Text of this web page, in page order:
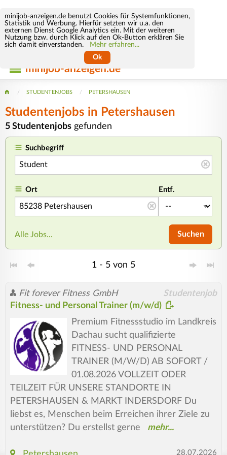
minijob-anzeigen.de benutzt Cookies für Systemfunktionen,
Statistik und Werbung. Hierfür setzten wir u.a. den
externen Dienst Google Analytics ein. Mit der weiteren
Nutzung bzw. durch Klick auf den Ok-Button erklären Sie
sich damit einverstanden.
Mehr erfahren...
Ok
minijob-anzeigen.de
STUDENTENJOBS PETERSHAUSEN
Studentenjobs in Petershausen
5 Studentenjobs gefunden
Suchbegriff
Ort Entf.
Alle Jobs... Suchen
1 - 5 von 5
Fit forever Fitness GmbH Studentenjob
Fitness- und Personal Trainer (m/w/d)
Premium Fitnessstudio im Landkreis
Dachau sucht qualifizierte
FITNESS- UND PERSONAL
TRAINER (M/W/D) AB SOFORT /
01.08.2026 VOLLZEIT ODER
TEILZEIT FÜR UNSERE STANDORTE IN
PETERSHAUSEN & MARKT INDERSDORF Du
liebst es, Menschen beim Erreichen ihrer Ziele zu
unterstützen? Du erstellst gerne
28.07.2026